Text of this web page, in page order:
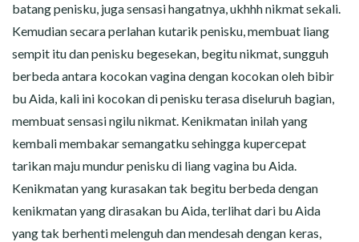
batang penisku, juga sensasi hangatnya, ukhhh nikmat sekali.
Kemudian secara perlahan kutarik penisku, membuat liang
sempit itu dan penisku begesekan, begitu nikmat, sungguh
berbeda antara kocokan vagina dengan kocokan oleh bibir
bu Aida, kali ini kocokan di penisku terasa diseluruh bagian,
membuat sensasi ngilu nikmat. Kenikmatan inilah yang
kembali membakar semangatku sehingga kupercepat
tarikan maju mundur penisku di liang vagina bu Aida.
Kenikmatan yang kurasakan tak begitu berbeda dengan
kenikmatan yang dirasakan bu Aida, terlihat dari bu Aida
yang tak berhenti melenguh dan mendesah dengan keras,